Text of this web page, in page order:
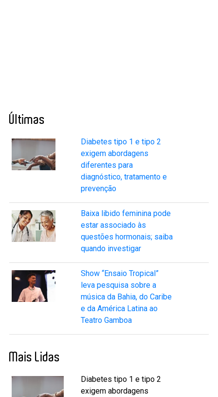
Últimas
Diabetes tipo 1 e tipo 2
exigem abordagens
diferentes para
diagnóstico, tratamento e
prevenção
Baixa libido feminina pode
estar associado às
questões hormonais; saiba
quando investigar
Show “Ensaio Tropical”
leva pesquisa sobre a
música da Bahia, do Caribe
e da América Latina ao
Teatro Gamboa
Mais Lidas
Diabetes tipo 1 e tipo 2
exigem abordagens